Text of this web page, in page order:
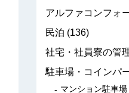
アルファコンフォ
民泊 (136)
社宅・社員寮の管
駐車場・コインパ
マンション駐車場